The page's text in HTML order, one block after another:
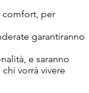
comfort, per
garantiranno
e saranno
vorrà vivere